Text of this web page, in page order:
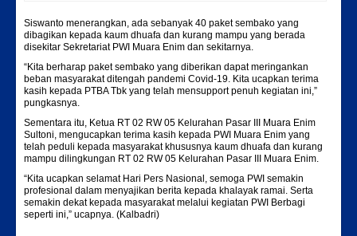
Siswanto menerangkan, ada sebanyak 40 paket sembako yang
dibagikan kepada kaum dhuafa dan kurang mampu yang berada
disekitar Sekretariat PWI Muara Enim dan sekitarnya.
“Kita berharap paket sembako yang diberikan dapat meringankan
beban masyarakat ditengah pandemi Covid-19. Kita ucapkan terima
kasih kepada PTBA Tbk yang telah mensupport penuh kegiatan ini,”
pungkasnya.
Sementara itu, Ketua RT 02 RW 05 Kelurahan Pasar III Muara Enim
Sultoni, mengucapkan terima kasih kepada PWI Muara Enim yang
telah peduli kepada masyarakat khususnya kaum dhuafa dan kurang
mampu dilingkungan RT 02 RW 05 Kelurahan Pasar III Muara Enim.
“Kita ucapkan selamat Hari Pers Nasional, semoga PWI semakin
profesional dalam menyajikan berita kepada khalayak ramai. Serta
semakin dekat kepada masyarakat melalui kegiatan PWI Berbagi
seperti ini,” ucapnya. (Kalbadri)